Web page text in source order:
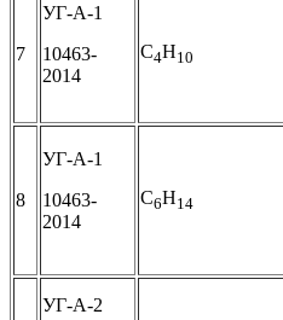
7
УГ-А-1
10463-
2014
C4H10
8
УГ-А-1
10463-
2014
C6H14
УГ-А-2